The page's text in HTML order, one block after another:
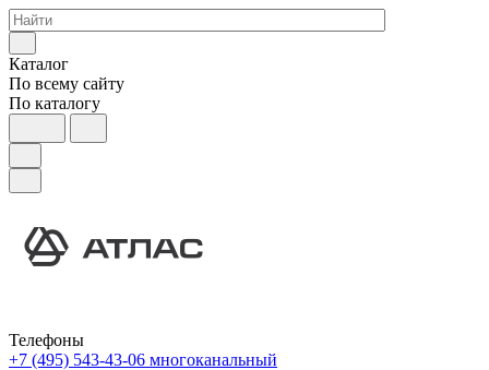
Каталог
По всему сайту
По каталогу
Телефоны
+7 (495) 543-43-06 многоканальный